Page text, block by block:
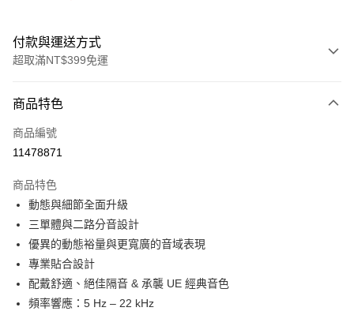
付款與運送方式
超取滿NT$399免運
信用卡一次付款
信用卡分期付款
合作金庫商業銀行
華南商業銀行
上海商業儲蓄銀行
國泰世華商業銀行
兆豐國際商業銀行
臺灣中小企業銀行
匯豐（台灣）商業銀行
華泰商業銀行
聯邦商業銀行
遠東國際商業銀行
元大商業銀行
6 期 0 利率 每期
華南商業銀行
上海商業儲蓄銀行
台北富邦商業銀行
國泰世華商業銀行
臺灣中小企業銀行
台中商業銀行
匯豐（台灣）商業銀行
12 期 0 利率 每期NT$1,165
合作金庫商業銀行
第一商業銀行
上海商業儲蓄銀行
國泰世華商業銀行
兆豐國際商業銀行
臺灣中小企業銀行
超商取貨付款
LINE Pay
Apple Pay
商品特色
商品編號
11478871
商品特色
動態與細節全面升級
三單體與二路分音設計
優異的動態裕量與更寬廣的音域表現
專業貼合設計
配戴舒適、絕佳隔音 & 承襲 UE 經典音色
頻率響應：5 Hz – 22 kHz